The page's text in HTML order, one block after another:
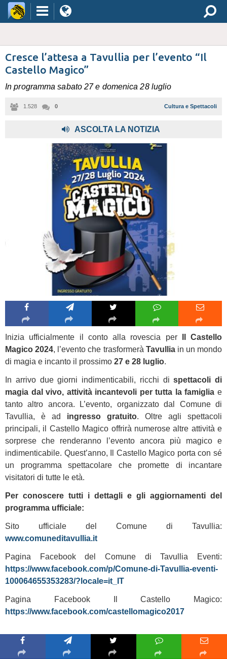
Cresce l’attesa a Tavullia per l’evento “Il
Castello Magico”
In programma sabato 27 e domenica 28 luglio
1.528 0 Cultura e Spettacoli
ASCOLTA LA NOTIZIA
Inizia ufficialmente il conto alla rovescia per
Il Castello
Magico 2024, l’evento che trasformerà Tavulliain un mondo
di magia e incanto il prossimo 27 e 28 luglio.
In arrivo due giorni indimenticabili, ricchi dispettacoli di
magia dal vivo, attività incantevoli per tutta la famiglia e
tanto altro ancora. L’evento, organizzato dal Comune di
Tavullia, è ad ingresso gratuito. Oltre agli spettacoli
principali, il Castello Magico offrirà numerose altre attività e
sorprese che renderanno l’evento ancora più magico e
indimenticabile. Quest’anno, Il Castello Magico porta con sé
un programma spettacolare che promette di incantare
visitatori di tutte le età.
Per conoscere tutti i dettagli e gli aggiornamenti del
programma ufficiale:
Sito ufficiale del Comune di Tavullia:
www.comuneditavullia.it
Pagina Facebook del Comune di Tavullia Eventi:
https://www.facebook.com/p/Comune-di-Tavullia-eventi-
100064655353283/?locale=it_IT
Pagina Facebook Il Castello Magico:
https://www.facebook.com/castellomagico2017